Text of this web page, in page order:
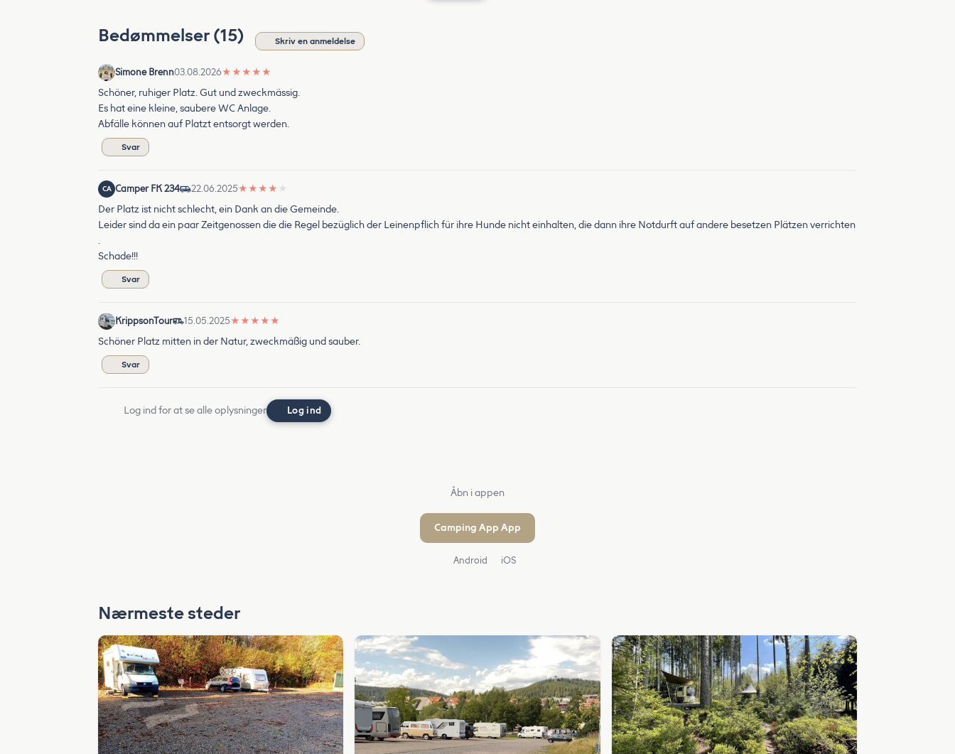
Bedømmelser (15) Skriv en anmeldelse
Simone Brenn03.08.2026★ ★ ★ ★ ★
Schöner, ruhiger Platz. Gut und zweckmässig.
Es hat eine kleine, saubere WC Anlage.
Abfälle können auf Platzt entsorgt werden.
Svar
CA Camper FK 234 22.06.2025★ ★ ★ ★ ★
Der Platz ist nicht schlecht, ein Dank an die Gemeinde.
Leider sind da ein paar Zeitgenossen die die Regel bezüglich der Leinenpflich für ihre Hunde nicht einhalten, die dann ihre Notdurft auf andere besetzen Plätzen verrichten
.
Schade!!!
Svar
KrippsonTour 15.05.2025★ ★ ★ ★ ★
Schöner Platz mitten in der Natur, zweckmäßig und sauber.
Svar
Log ind for at se alle oplysninger Log ind
Åbn i appen
Camping App App
Android iOS
Nærmeste steder